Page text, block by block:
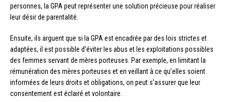
personnes, la GPA peut représenter une solution précieuse pour réaliser
leur désir de parentalité.
Ensuite, ils arguent que si la GPA est encadrée par des lois strictes et
adaptées, il est possible d’éviter les abus et les exploitations possibles
des femmes servant de mères porteuses. Par exemple, en limitant la
rémunération des mères porteuses et en veillant à ce qu’elles soient
informées de leurs droits et obligations, on peut s’assurer que leur
consentement est éclairé et volontaire.